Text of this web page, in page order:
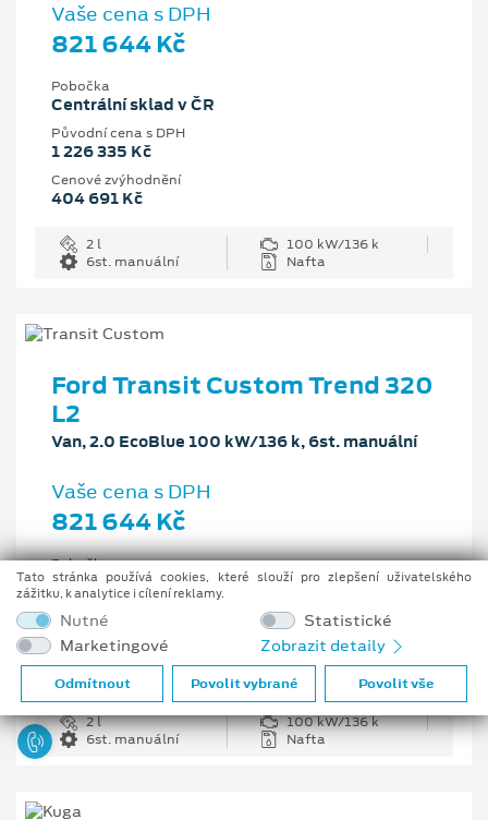
Vaše cena s DPH
821 644 Kč
Pobočka
Centrální sklad v ČR
Původní cena s DPH
1 226 335 Kč
Cenové zvýhodnění
404 691 Kč
2 l
100 kW/136 k
6st. manuální
Nafta
Ford Transit Custom Trend 320
L2
Van, 2.0 EcoBlue 100 kW/136 k, 6st. manuální
Vaše cena s DPH
821 644 Kč
Pobočka
Opava
1 226 335 Kč
Cenové zvýhodnění
404 691 Kč
2 l
100 kW/136 k
6st. manuální
Nafta
Tato stránka používá cookies, které slouží pro zlepšení uživatelského
zážitku, k analytice i cílení reklamy.
Nutné
Statistické
Marketingové
Zobrazit detaily
Odmítnout Povolit vybrané Povolit vše